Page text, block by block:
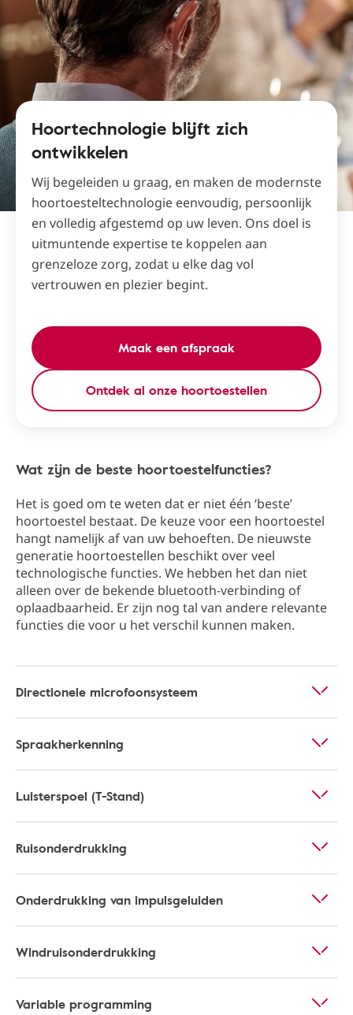
Hoortechnologie blijft zich
ontwikkelen
Wij begeleiden u graag, en maken de modernste
hoortoesteltechnologie eenvoudig, persoonlijk
en volledig afgestemd op uw leven. Ons doel is
uitmuntende expertise te koppelen aan
grenzeloze zorg, zodat u elke dag vol
vertrouwen en plezier begint.
Maak een afspraak
Ontdek al onze hoortoestellen
Wat zijn de beste hoortoestelfuncties?
Het is goed om te weten dat er niet één ‘beste’
hoortoestel bestaat. De keuze voor een hoortoestel
hangt namelijk af van uw behoeften. De nieuwste
generatie hoortoestellen beschikt over veel
technologische functies. We hebben het dan niet
alleen over de bekende bluetooth-verbinding of
oplaadbaarheid. Er zijn nog tal van andere relevante
functies die voor u het verschil kunnen maken.
Directionele microfoonsysteem
Spraakherkenning
Luisterspoel (T-Stand)
Ruisonderdrukking
Onderdrukking van impulsgeluiden
Windruisonderdrukking
Variable programming